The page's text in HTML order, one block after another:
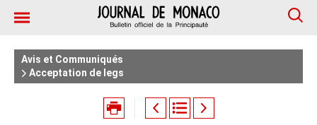
Avis et Communiqués
Acceptation de legs